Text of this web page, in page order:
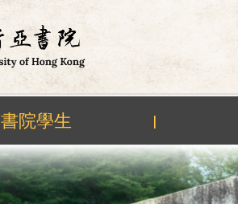
書院學生 |